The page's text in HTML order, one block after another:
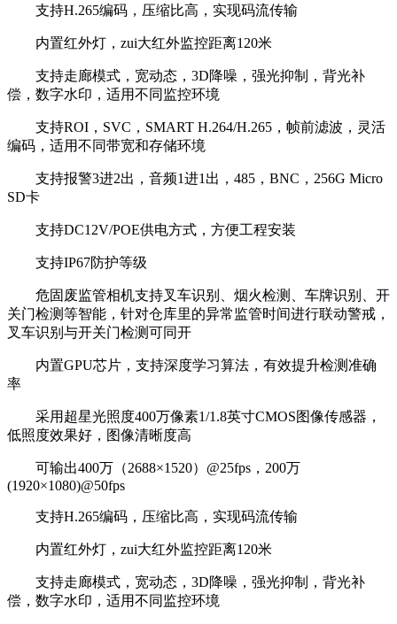
支持H.265编码，压缩比高，实现码流传输
内置红外灯，zui大红外监控距离120米
支持走廊模式，宽动态，3D降噪，强光抑制，背光补
偿，数字水印，适用不同监控环境
支持ROI，SVC，SMART H.264/H.265，帧前滤波，灵活
编码，适用不同带宽和存储环境
支持报警3进2出，音频1进1出，485，BNC，256G Micro
SD卡
支持DC12V/POE供电方式，方便工程安装
支持IP67防护等级
危固废监管相机支持叉车识别、烟火检测、车牌识别、开
关门检测等智能，针对仓库里的异常监管时间进行联动警戒，
叉车识别与开关门检测可同开
内置GPU芯片，支持深度学习算法，有效提升检测准确
率
采用超星光照度400万像素1/1.8英寸CMOS图像传感器，
低照度效果好，图像清晰度高
可输出400万（2688×1520）@25fps，200万
(1920×1080)@50fps
支持H.265编码，压缩比高，实现码流传输
内置红外灯，zui大红外监控距离120米
支持走廊模式，宽动态，3D降噪，强光抑制，背光补
偿，数字水印，适用不同监控环境